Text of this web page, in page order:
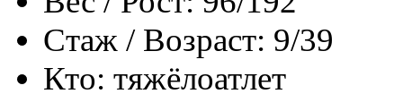
Стаж / Возраст: 9/39
Кто: тяжёлоатлет